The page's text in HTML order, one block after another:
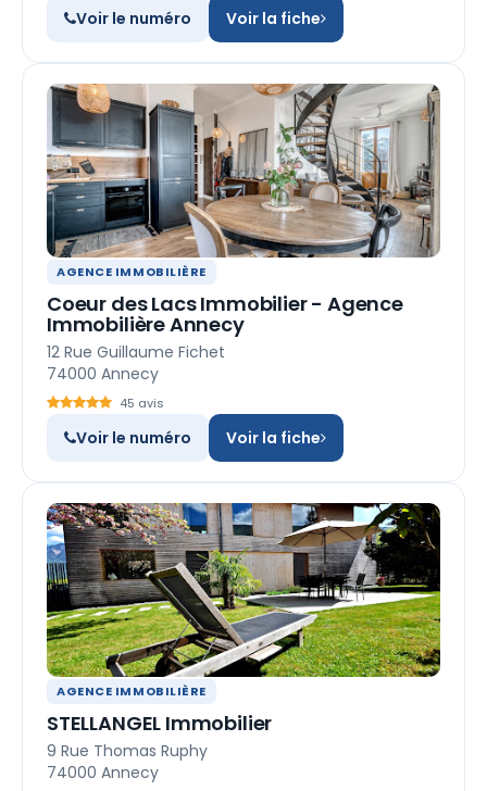
Voir le numéro Voir la fiche
AGENCE IMMOBILIÈRE
Coeur des Lacs Immobilier - Agence
Immobilière Annecy
12 Rue Guillaume Fichet
74000 Annecy
45 avis
Voir le numéro Voir la fiche
AGENCE IMMOBILIÈRE
STELLANGEL Immobilier
9 Rue Thomas Ruphy
74000 Annecy